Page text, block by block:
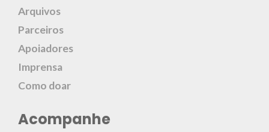
Arquivos
Parceiros
Apoiadores
Imprensa
Como doar
Acompanhe